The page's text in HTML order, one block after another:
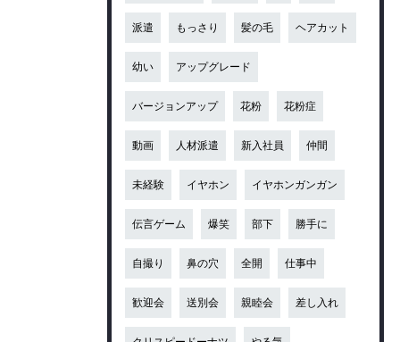
派遣 もっさり 髪の毛 ヘアカット
幼い アップグレード
バージョンアップ 花粉 花粉症
動画 人材派遣 新入社員 仲間
未経験 イヤホン イヤホンガンガン
伝言ゲーム 爆笑 部下 勝手に
自撮り 鼻の穴 全開 仕事中
歓迎会 送別会 親睦会 差し入れ